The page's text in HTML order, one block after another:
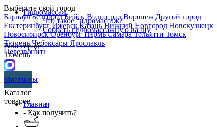
Выберите свой город
БарнаулБелгородБийск ВолгоградВоронеж Другой город
ЕкатеринбургИжевскКазаньНижний Новгород Новокузнецк
НовосибирскОренбургПермьСамараТольятти Томск
ТюменьЧебоксары Ярославль
Перезвонить
Гидромассаж
Что такое гидромассаж?
Собрать гидромассажную ванну
Ваш город:
Тюмень
Магазины
Каталог
товаровГлавная
- Как получить?